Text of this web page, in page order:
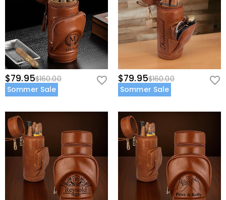
$79.95$160.00
Sommer Sale
$79.95$160.00
Sommer Sale